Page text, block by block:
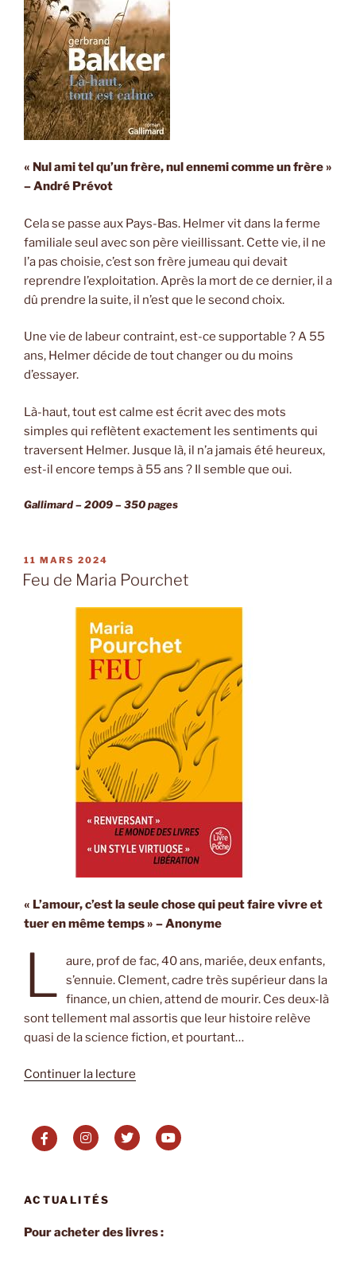
« Nul ami tel qu’un frère, nul ennemi comme un frère »
– André Prévot
Cela se passe aux Pays-Bas. Helmer vit dans la ferme
familiale seul avec son père vieillissant. Cette vie, il ne
l’a pas choisie, c’est son frère jumeau qui devait
reprendre l’exploitation. Après la mort de ce dernier, il a
dû prendre la suite, il n’est que le second choix.
Une vie de labeur contraint, est-ce supportable ? A 55
ans, Helmer décide de tout changer ou du moins
d’essayer.
Là-haut, tout est calme est écrit avec des mots
simples qui reflètent exactement les sentiments qui
traversent Helmer. Jusque là, il n’a jamais été heureux,
est-il encore temps à 55 ans ? Il semble que oui.
Gallimard – 2009 – 350 pages
PUBLIÉ
LE
11 MARS 2024
Feu de Maria Pourchet
« L’amour, c’est la seule chose qui peut faire vivre et
tuer en même temps » – Anonyme
L
aure, prof de fac, 40 ans, mariée, deux enfants,
s’ennuie. Clement, cadre très supérieur dans la
finance, un chien, attend de mourir. Ces deux-là
sont tellement mal assortis que leur histoire relève
quasi de la science fiction, et pourtant…
Continuer la lecture
Maria
Pourchet »
ACTUALITÉS
Pour acheter des livres :